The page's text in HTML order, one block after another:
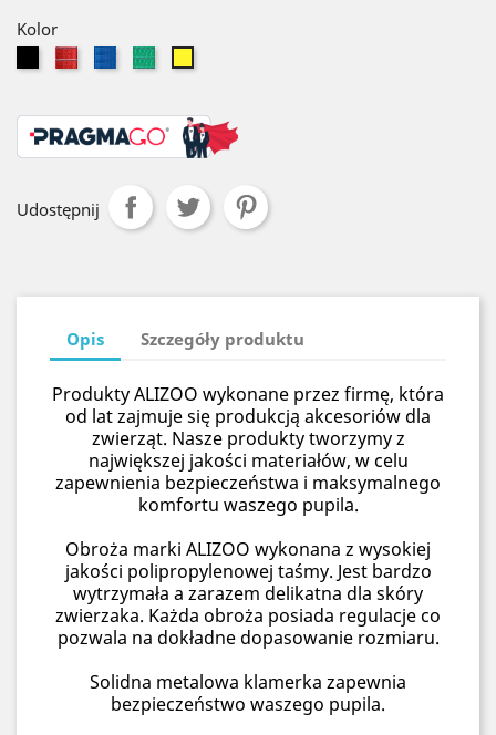
Kolor
CzarnyCzerwony
NiebieskiZielony
Udostępnij
Opis Szczegóły produktu
Produkty ALIZOO wykonane przez firmę, która
od lat zajmuje się produkcją akcesoriów dla
zwierząt. Nasze produkty tworzymy z
największej jakości materiałów, w celu
zapewnienia bezpieczeństwa i maksymalnego
komfortu waszego pupila.
Obroża marki ALIZOO wykonana z wysokiej
jakości polipropylenowej taśmy. Jest bardzo
wytrzymała a zarazem delikatna dla skóry
zwierzaka. Każda obroża posiada regulacje co
pozwala na dokładne dopasowanie rozmiaru.
Solidna metalowa klamerka zapewnia
bezpieczeństwo waszego pupila.